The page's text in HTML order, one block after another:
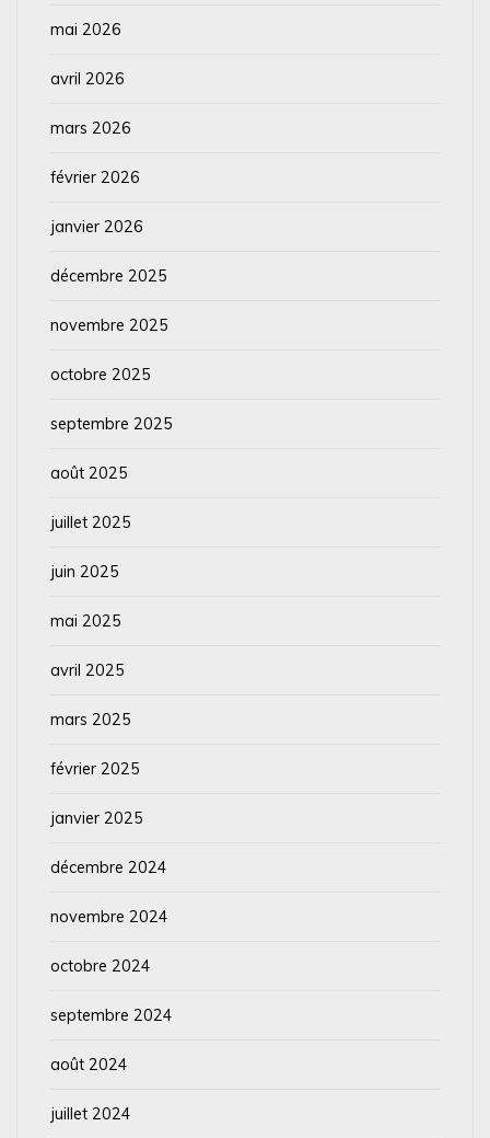
mai 2026
avril 2026
mars 2026
février 2026
janvier 2026
décembre 2025
novembre 2025
octobre 2025
septembre 2025
août 2025
juillet 2025
juin 2025
mai 2025
avril 2025
mars 2025
février 2025
janvier 2025
décembre 2024
novembre 2024
octobre 2024
septembre 2024
août 2024
juillet 2024